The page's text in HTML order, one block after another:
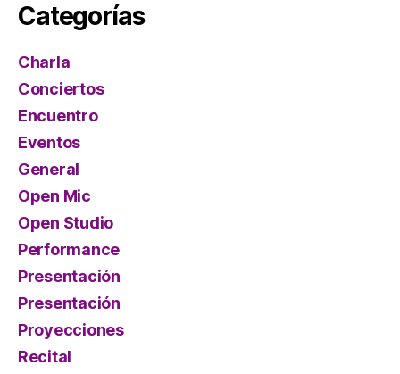
Categorías
Charla
Conciertos
Encuentro
Eventos
General
Open Mic
Open Studio
Performance
Presentación
Presentación
Proyecciones
Recital